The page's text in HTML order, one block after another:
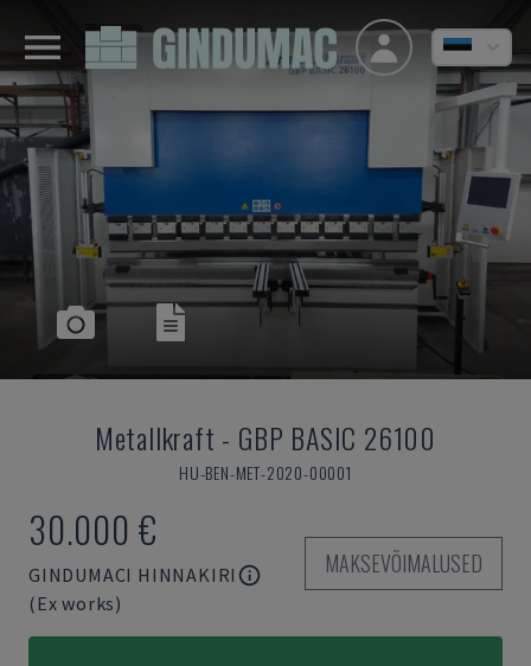
Metallkraft - GBP BASIC 26100
HU-BEN-MET-2020-00001
30.000 €
GINDUMACI HINNAKIRI
(Ex works)
MAKSEVÕIMALUSED